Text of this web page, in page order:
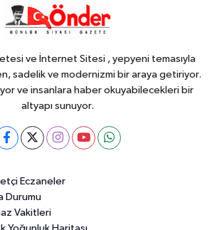
18:48 .
ve İnternet Sitesi , yepyeni temasıyla
sadelik ve modernizmi bir araya getiriyor.
ve insanlara haber okuyabilecekleri bir
altyapı sunuyor.
Eczaneler
Durumu
Vakitleri